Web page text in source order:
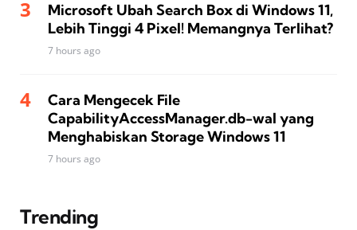
Microsoft Ubah Search Box di Windows 11,
Lebih Tinggi 4 Pixel! Memangnya Terlihat?
7 hours ago
Cara Mengecek File
CapabilityAccessManager.db-wal yang
Menghabiskan Storage Windows 11
7 hours ago
Trending